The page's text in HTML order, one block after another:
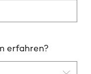
erfahren?